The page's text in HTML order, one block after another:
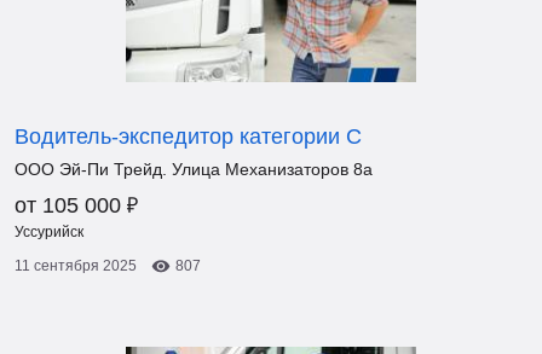
Водитель-экспедитор категории С
ООО Эй-Пи Трейд. Улица Механизаторов 8а
от 105 000 ₽
Уссурийск
11 сентября 2025
807